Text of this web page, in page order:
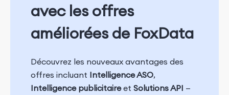
avec les offres
améliorées de FoxData
Découvrez les nouveaux avantages des
offres incluant Intelligence ASO,
Intelligence publicitaireet Solutions API —